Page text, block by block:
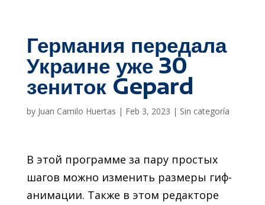
Германия передала
Украине уже 30
зениток Gepard
by Juan Camilo Huertas | Feb 3, 2023 | Sin categoría
В этой программе за пару простых
шагов можно изменить размеры гиф-
анимации. Также в этом редакторе